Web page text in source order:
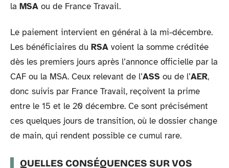
la MSA ou de France Travail.
Le paiement intervient en général à la mi-décembre.
Les bénéficiaires du RSA voient la somme créditée
dès les premiers jours après l’annonce officielle par la
CAF ou la MSA. Ceux relevant de l’ASS ou de l’AER,
donc suivis par France Travail, reçoivent la prime
entre le 15 et le 20 décembre. Ce sont précisément
ces quelques jours de transition, où le dossier change
de main, qui rendent possible ce cumul rare.
QUELLES CONSÉQUENCES SUR VOS